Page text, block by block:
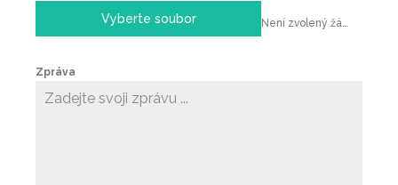
Vyberte soubor Není zvolený žádný soubor
Zpráva